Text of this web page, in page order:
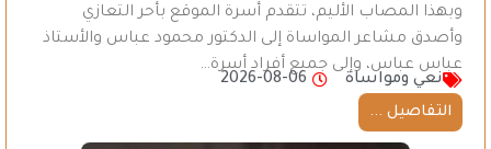
وبهذا المصاب الأليم، تتقدم أسرة الموقع بأحر التعازي
وأصدق مشاعر المواساة إلى الدكتور محمود عباس والأستاذ
عباس عباس، وإلى جميع أفراد أسرة…
نعي ومواساة
2026-08-06
التفاصيل ...